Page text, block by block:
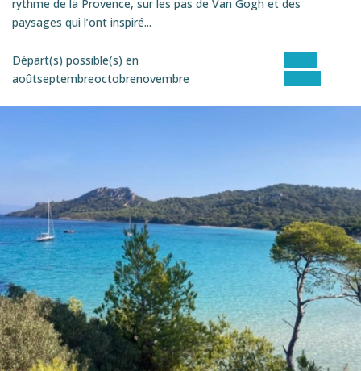
rythme de la Provence, sur les pas de Van Gogh et des
paysages qui l’ont inspiré...
Départ(s) possible(s) en
aoûtseptembreoctobrenovembre